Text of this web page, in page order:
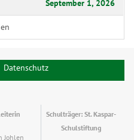
September 1, 2026
Datenschutz
Johlen
Schulträger: St. Kaspar-
Schulstiftung